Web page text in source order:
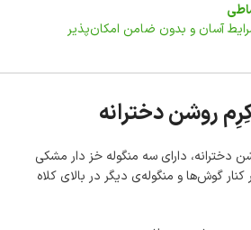
آسان و بدون ضامن امکان‌پذیر
تمامی محصولات ارائه می‌شود.
روشن دخترانه
دخترانه، دارای سه منگوله خز دار مشکی
گوش‌ها و منگوله‌ی دیگر در بالای کلاه